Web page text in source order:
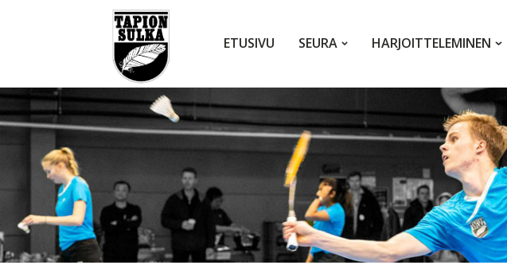
ETUSIVU SEURA HARJOITTELEMINEN